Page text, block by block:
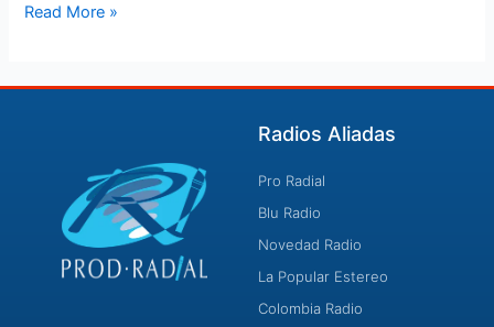
Read More »
Radios Aliadas
Pro Radial
Blu Radio
Novedad Radio
La Popular Estereo
Colombia Radio